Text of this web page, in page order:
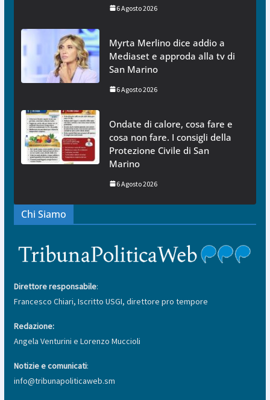
6 Agosto 2026
Myrta Merlino dice addio a
Mediaset e approda alla tv di
San Marino
6 Agosto 2026
Ondate di calore, cosa fare e
cosa non fare. I consigli della
Protezione Civile di San
Marino
6 Agosto 2026
Chi Siamo
Direttore responsabile:
Francesco Chiari, Iscritto USGI, direttore pro tempore
Redazione:
Angela Venturini e Lorenzo Muccioli
Notizie e comunicati:
info@tribunapoliticaweb.sm